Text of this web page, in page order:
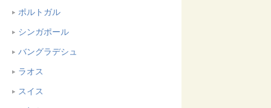
ポルトガル
シンガポール
バングラデシュ
ラオス
スイス